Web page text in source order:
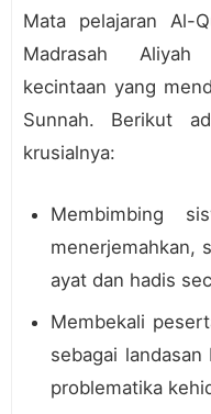
Mata pelajaran Al-
Madrasah Aliyah
kecintaan yang
Sunnah. Berikut
krusialnya:
Membimbing
menerjemahkan,
ayat dan hadis
Membekali
sebagai
problematika